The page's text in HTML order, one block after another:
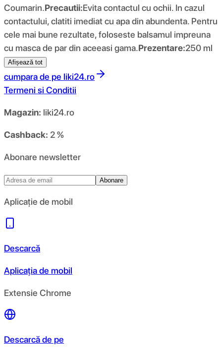
Coumarin.Precautii:Evita contactul cu ochii. In cazul
contactului, clatiti imediat cu apa din abundenta. Pentru
cele mai bune rezultate, foloseste balsamul impreuna
cu masca de par din aceeasi gama.Prezentare:250 ml
Afișează tot
cumpara de pe liki24.ro
Termeni si Conditii
Magazin: liki24.ro
Cashback: 2 %
Abonare newsletter
Abonare
Aplicație de mobil
Descarcă
Aplicația de mobil
Extensie Chrome
Descarcă de pe